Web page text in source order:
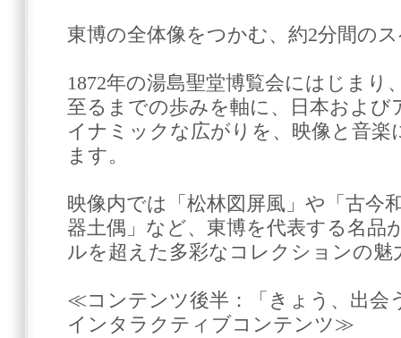
東博の全体像をつかむ、約2分間の
1872年の湯島聖堂博覧会にはじまり
至るまでの歩みを軸に、日本および
イナミックな広がりを、映像と音
ます。
映像内では「松林図屏風」や「古今
器土偶」など、東博を代表する名品
ルを超えた多彩なコレクションの魅
≪コンテンツ後半：「きょう、出会
インタラクティブコンテンツ≫